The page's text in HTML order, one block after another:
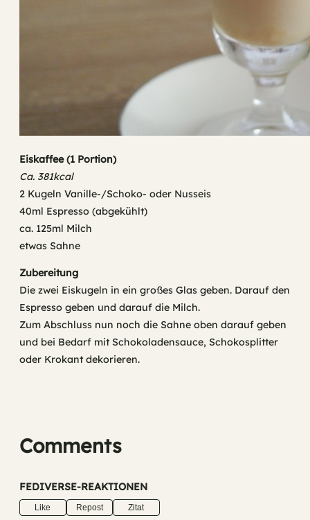
Eiskaffee (1 Portion)
Ca. 381kcal
2 Kugeln Vanille-/Schoko- oder Nusseis
40ml Espresso (abgekühlt)
ca. 125ml Milch
etwas Sahne
Zubereitung
Die zwei Eiskugeln in ein großes Glas geben. Darauf den
Espresso geben und darauf die Milch.
Zum Abschluss nun noch die Sahne oben darauf geben
und bei Bedarf mit Schokoladensauce, Schokosplitter
oder Krokant dekorieren.
Comments
FEDIVERSE-REAKTIONEN
Like Repost Zitat